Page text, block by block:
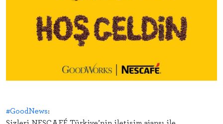
#GoodNews: